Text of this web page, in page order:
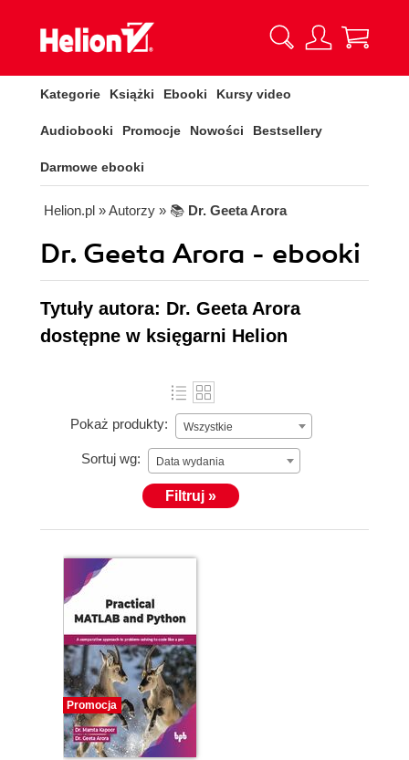
Kategorie Książki Ebooki Kursy video
Audiobooki Promocje Nowości Bestsellery
Darmowe ebooki
Helion.pl » Autorzy » 📚 Dr. Geeta Arora
Dr. Geeta Arora - ebooki
Tytuły autora: Dr. Geeta Arora
dostępne w księgarni Helion
Pokaż produkty: Wszystkie
Sortuj wg: Data wydania
Filtruj »
Promocja